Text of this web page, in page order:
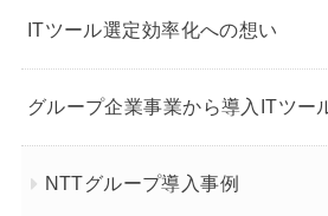
ITツール選定効率化への想い
グループ企業事業から導入ITツー
NTTグループ導入事例